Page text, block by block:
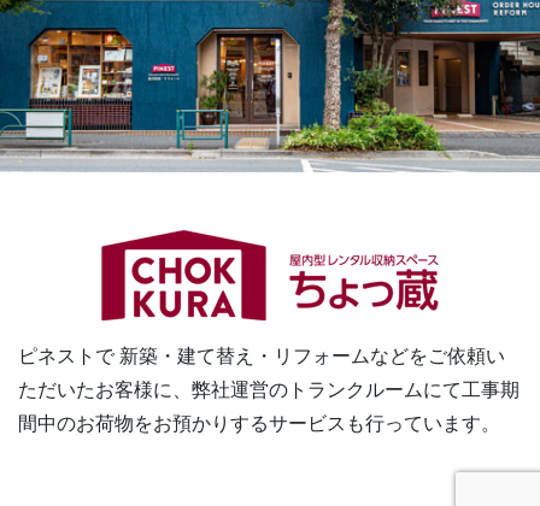
ピネストで 新築・建て替え・リフォームなどをご依頼い
ただいたお客様に、 弊社運営のトランクルームにて工事期
間中のお荷物をお預かりするサービスも行っています。